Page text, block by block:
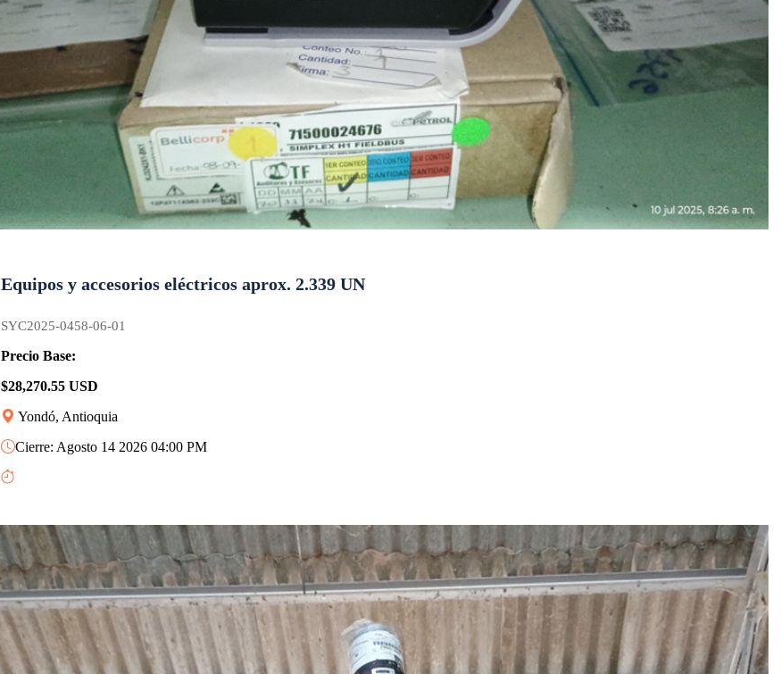
Equipos y accesorios eléctricos aprox. 2.339 UN
SYC2025-0458-06-01
Precio Base:
$28,270.55 USD
Yondó, Antioquia
Cierre: Agosto 14 2026 04:00 PM